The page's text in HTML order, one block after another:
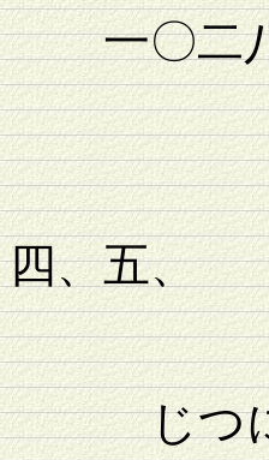
一〇二
四、五、
じつに古